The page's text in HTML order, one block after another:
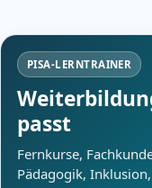
PISA-LERNTRAINER
passt
Fernkurse,
Pädagogik,